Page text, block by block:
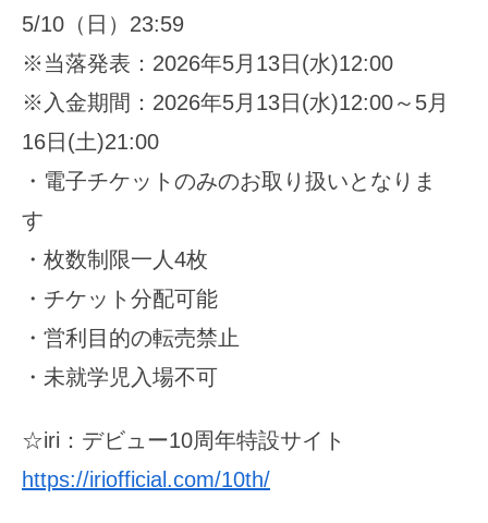
5/10（日）23:59
※当落発表：2026年5月13日(水)12:00
※入金期間：2026年5月13日(水)12:00～5月
16日(土)21:00
・電子チケットのみのお取り扱いとなりま
す
・枚数制限一人4枚
・チケット分配可能
・営利目的の転売禁止
・未就学児入場不可
☆iri：デビュー10周年特設サイト
https://iriofficial.com/10th/